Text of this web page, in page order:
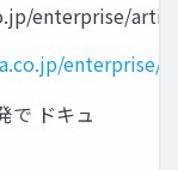
enterprise/
enterprise/
で ドキュ